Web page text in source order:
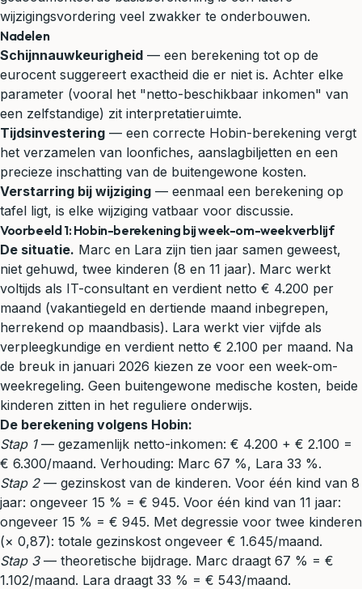
wijzigingsvordering veel zwakker te onderbouwen.
Nadelen
Schijnnauwkeurigheid — een berekening tot op de
eurocent suggereert exactheid die er niet is. Achter elke
parameter (vooral het "netto-beschikbaar inkomen" van
een zelfstandige) zit interpretatieruimte.
Tijdsinvestering — een correcte Hobin-berekening vergt
het verzamelen van loonfiches, aanslagbiljetten en een
precieze inschatting van de buitengewone kosten.
Verstarring bij wijziging — eenmaal een berekening op
tafel ligt, is elke wijziging vatbaar voor discussie.
Voorbeeld 1: Hobin-berekening bij week-om-weekverblijf
De situatie. Marc en Lara zijn tien jaar samen geweest,
niet gehuwd, twee kinderen (8 en 11 jaar). Marc werkt
voltijds als IT-consultant en verdient netto € 4.200 per
maand (vakantiegeld en dertiende maand inbegrepen,
herrekend op maandbasis). Lara werkt vier vijfde als
verpleegkundige en verdient netto € 2.100 per maand. Na
de breuk in januari 2026 kiezen ze voor een week-om-
weekregeling. Geen buitengewone medische kosten, beide
kinderen zitten in het reguliere onderwijs.
De berekening volgens Hobin:
Stap 1— gezamenlijk netto-inkomen: € 4.200 + € 2.100 =
€ 6.300/maand. Verhouding: Marc 67 %, Lara 33 %.
Stap 2— gezinskost van de kinderen. Voor één kind van 8
jaar: ongeveer 15 % = € 945. Voor één kind van 11 jaar:
ongeveer 15 % = € 945. Met degressie voor twee kinderen
(× 0,87): totale gezinskost ongeveer € 1.645/maand.
Stap 3— theoretische bijdrage. Marc draagt 67 % = €
1.102/maand. Lara draagt 33 % = € 543/maand.